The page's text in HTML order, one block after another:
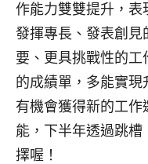
作能力雙雙提升，表
發揮專長、發表創見
要、更具挑戰性的
的成績單，多能實
有機會獲得新的工
能，下半年透過跳
擇喔！